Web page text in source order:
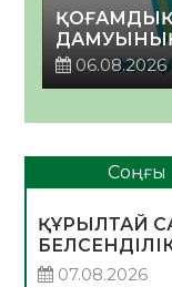
ҚОҒАМДЫҚ
ДАМУЫНЫҢ
06.08.2026
Соңғы
ҚҰРЫЛТАЙ
07.08.2026